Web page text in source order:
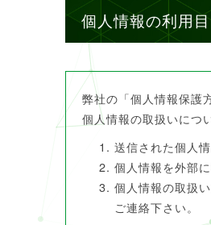
個人情報の利用
弊社の「個人情報保護
個人情報の取扱いにつ
送信された個人
個人情報を外部
個人情報の取扱
ご連絡下さい。